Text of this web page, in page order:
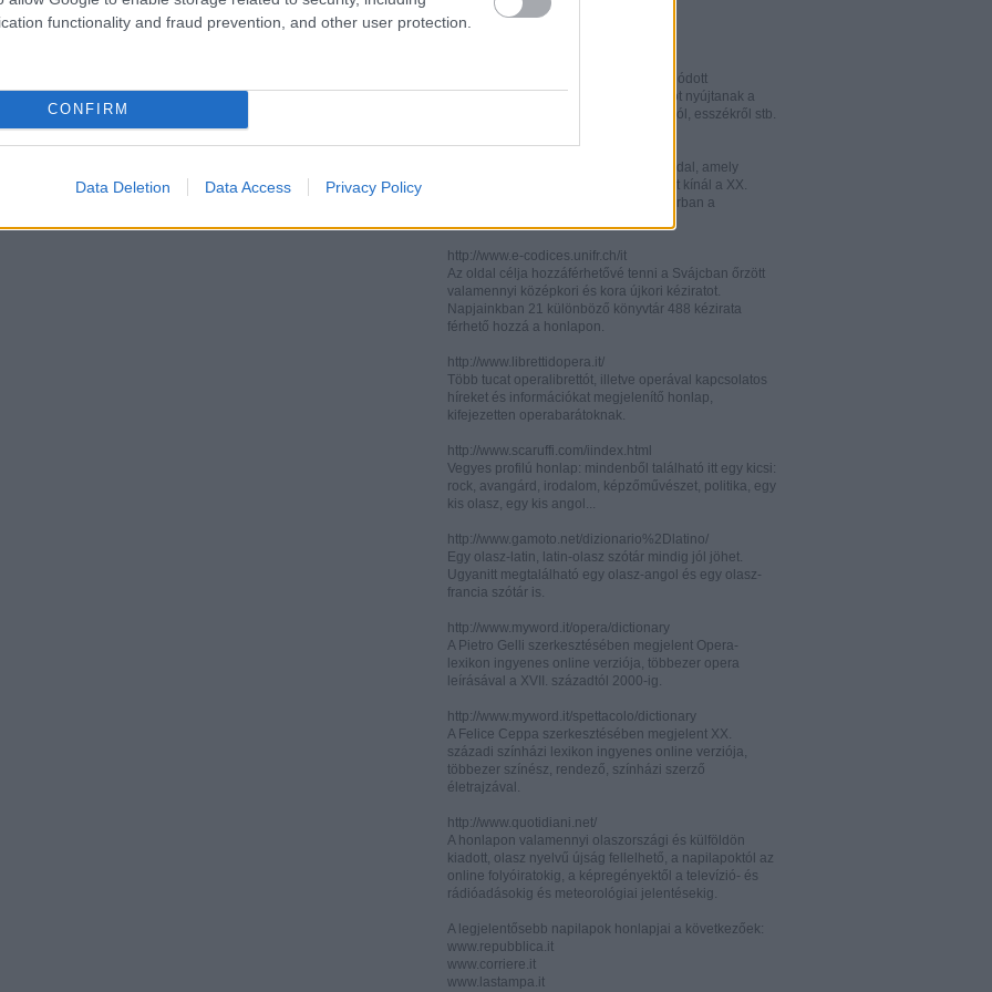
functionality and fraud prevention, and other user protection.
CONFIRM
Data Deletion Data Access Privacy Policy
http://www.italianistica.info/
Két, italianisztikai kutatásra specializálódott
információs portál - számos információt nyújtanak a
legújabb publikációkról, konferenciákról, esszékről stb.
http://digilander.libero.it/letteratura/
Könnyen áttkinthető irodalomkritikai oldal, amely
műelemzéseket és szerzői életrajzokat kínál a XX.
század elejéről. Célközönsége elsősorban a
http://www.e-codices.unifr.ch/it
Az oldal célja hozzáférhetővé tenni a Svájcban őrzött
valamennyi középkori és kora újkori kéziratot.
Napjainkban 21 különböző könyvtár 488 kézirata
férhető hozzá a honlapon.
http://www.librettidopera.it/
Több tucat operalibrettót, illetve operával kapcsolatos
híreket és információkat megjelenítő honlap,
kifejezetten operabarátoknak.
http://www.scaruffi.com/iindex.html
Vegyes profilú honlap: mindenből található itt egy kicsi:
rock, avangárd, irodalom, képzőművészet, politika, egy
kis olasz, egy kis angol...
http://www.gamoto.net/dizionario%2Dlatino/
Egy olasz-latin, latin-olasz szótár mindig jól jöhet.
Ugyanitt megtalálható egy olasz-angol és egy olasz-
francia szótár is.
http://www.myword.it/opera/dictionary
A Pietro Gelli szerkesztésében megjelent Opera-
lexikon ingyenes online verziója, többezer opera
leírásával a XVII. századtól 2000-ig.
http://www.myword.it/spettacolo/dictionary
A Felice Ceppa szerkesztésében megjelent XX.
századi színházi lexikon ingyenes online verziója,
többezer színész, rendező, színházi szerző
életrajzával.
http://www.quotidiani.net/
A honlapon valamennyi olaszországi és külföldön
kiadott, olasz nyelvű újság fellelhető, a napilapoktól az
online folyóiratokig, a képregényektől a televízió- és
rádióadásokig és meteorológiai jelentésekig.
A legjelentősebb napilapok honlapjai a következőek:
www.repubblica.it
www.corriere.it
www.lastampa.it